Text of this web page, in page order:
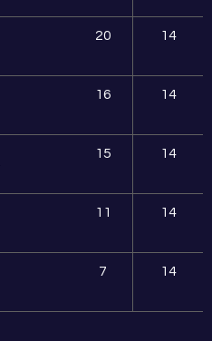
20 14
16 14
15 14
11 14
7 14